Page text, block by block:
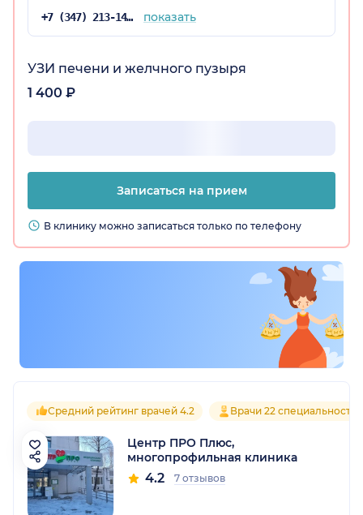
+7 (347) 213-14-25 показать
УЗИ печени и желчного пузыря
1 400 ₽
Записаться на прием
В клинику можно записаться только по телефону
Средний рейтинг врачей 4.2 Врачи 22 специальностей
Центр ПРО Плюс,
многопрофильная клиника
4.2 7 отзывов